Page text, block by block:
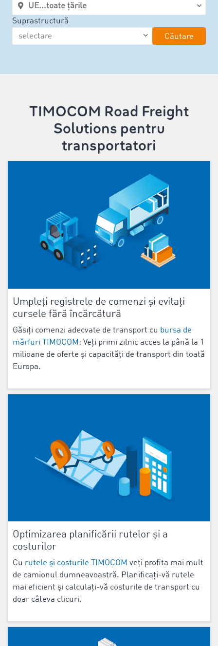
Suprastructură
Căutare
TIMOCOM Road Freight
Solutions pentru
transportatori
Umpleți registrele de comenzi și evitați
cursele fără încărcătură
Găsiți comenzi adecvate de transport cu bursa de
mărfuri TIMOCOM : Veți primi zilnic acces la până la 1
milioane de oferte și capacități de transport din toată
Europa.
Optimizarea planificării rutelor și a
costurilor
Cu rutele și costurile TIMOCOM veți profita mai mult
de camionul dumneavoastră. Planificați-vă rutele
mai eficient și calculați-vă costurile de transport cu
doar câteva clicuri.